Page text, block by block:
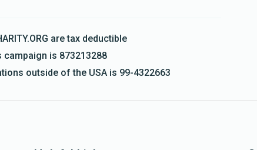
are tax deductible
campaign is 873213288
outside of the USA is 99-4322663